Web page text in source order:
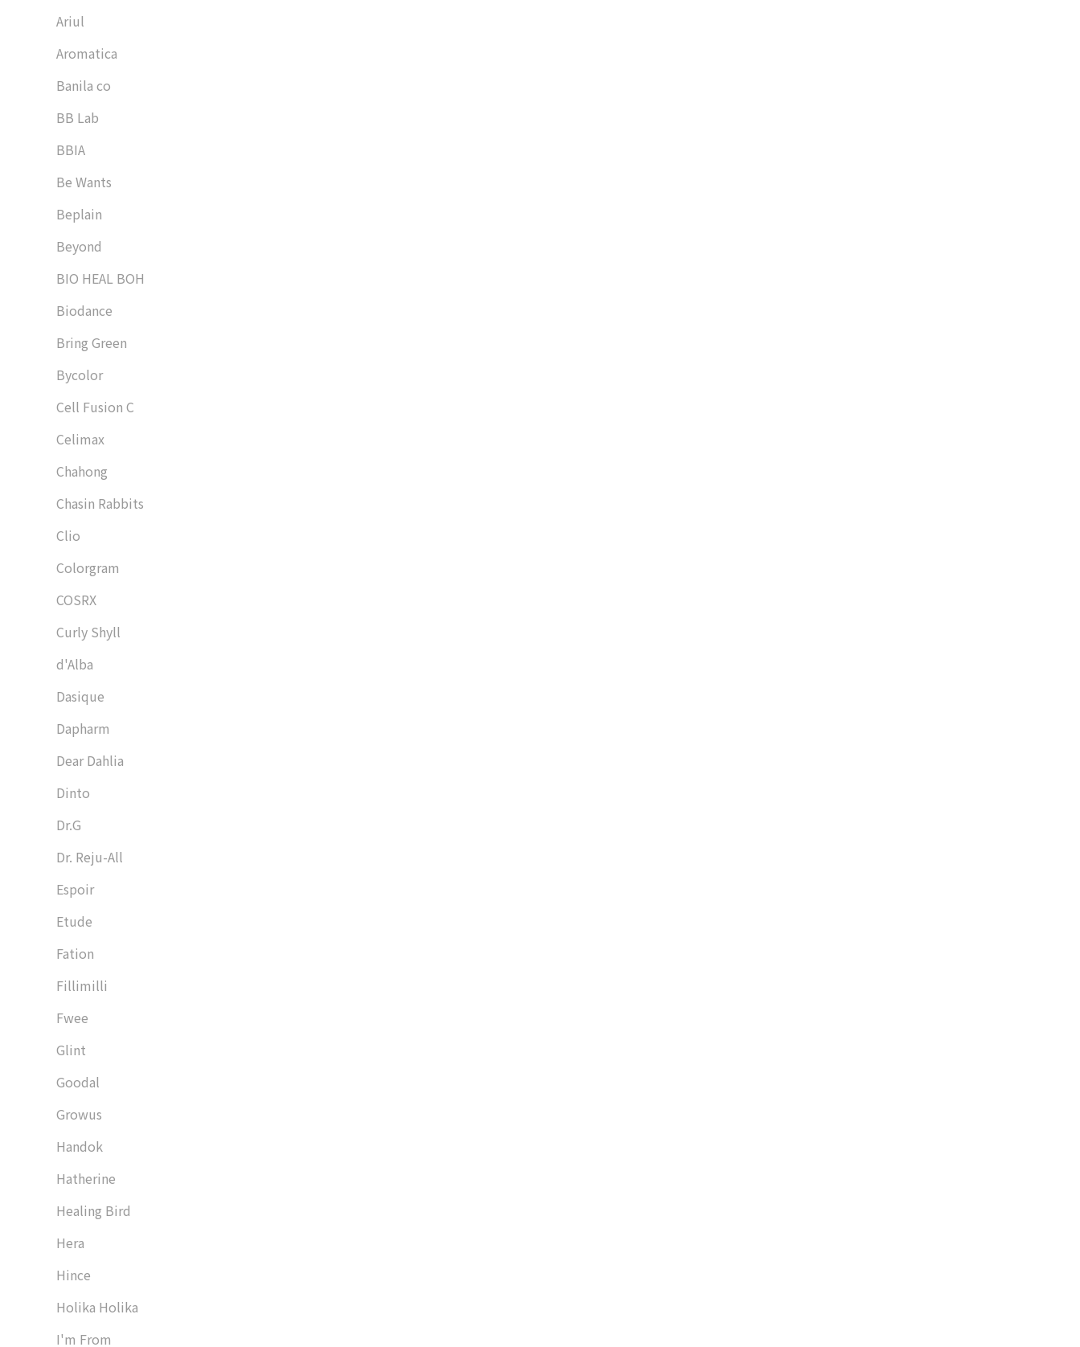
Ariul
Aromatica
Banila co
BB Lab
BBIA
Be Wants
Beplain
Beyond
BIO HEAL BOH
Biodance
Bring Green
Bycolor
Cell Fusion C
Celimax
Chahong
Chasin Rabbits
Clio
Colorgram
COSRX
Curly Shyll
d'Alba
Dasique
Dapharm
Dear Dahlia
Dinto
Dr.G
Dr. Reju-All
Espoir
Etude
Fation
Fillimilli
Fwee
Glint
Goodal
Growus
Handok
Hatherine
Healing Bird
Hera
Hince
Holika Holika
I'm From